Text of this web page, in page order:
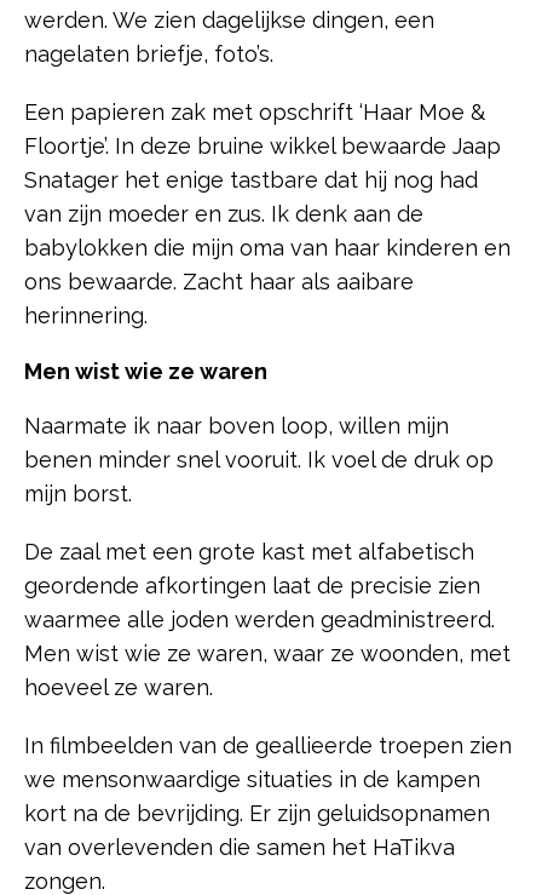
werden. We zien dagelijkse dingen, een
nagelaten briefje, foto’s.
Een papieren zak met opschrift ‘Haar Moe &
Floortje’. In deze bruine wikkel bewaarde Jaap
Snatager het enige tastbare dat hij nog had
van zijn moeder en zus. Ik denk aan de
babylokken die mijn oma van haar kinderen en
ons bewaarde. Zacht haar als aaibare
herinnering.
Men wist wie ze waren
Naarmate ik naar boven loop, willen mijn
benen minder snel vooruit. Ik voel de druk op
mijn borst.
De zaal met een grote kast met alfabetisch
geordende afkortingen laat de precisie zien
waarmee alle joden werden geadministreerd.
Men wist wie ze waren, waar ze woonden, met
hoeveel ze waren.
In filmbeelden van de geallieerde troepen zien
we mensonwaardige situaties in de kampen
kort na de bevrijding. Er zijn geluidsopnamen
van overlevenden die samen het HaTikva
zongen.